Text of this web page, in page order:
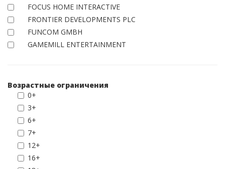
FOCUS HOME INTERACTIVE
FRONTIER DEVELOPMENTS PLC
FUNCOM GMBH
GAMEMILL ENTERTAINMENT
Возрастные ограничения
0+
3+
6+
7+
12+
16+